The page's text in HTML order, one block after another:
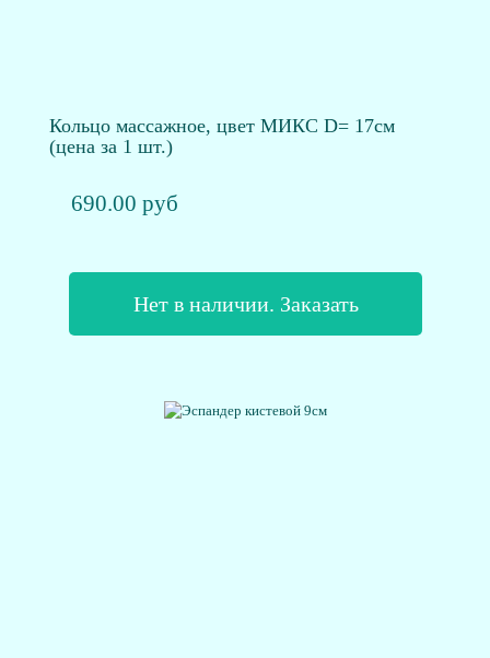
Кольцо массажное, цвет МИКС D= 17см
(цена за 1 шт.)
690.00 руб
Нет в наличии. Заказать